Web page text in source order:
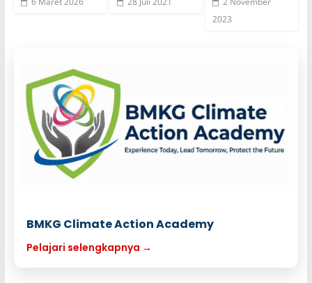
2023
BMKG Climate Action Academy
Pelajari selengkapnya →